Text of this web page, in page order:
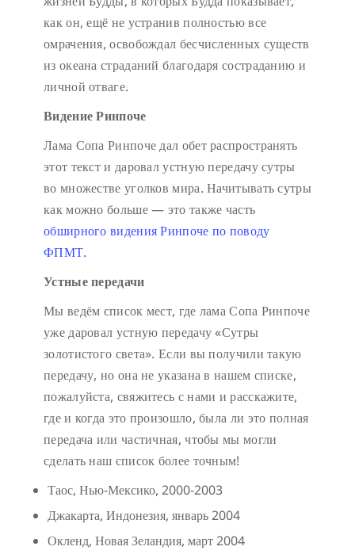
как он, ещё не устранив полностью все
омрачения, освобождал бесчисленных существ
из океана страданий благодаря состраданию и
личной отваге.
Видение Ринпоче
Лама Сопа Ринпоче дал обет распространять
этот текст и даровал устную передачу сутры
во множестве уголков мира. Начитывать сутры
как можно больше — это также часть
обширного видения Ринпоче по поводу
ФПМТ.
Устные передачи
Мы ведём список мест, где лама Сопа Ринпоче
уже даровал устную передачу «Сутры
золотистого света». Если вы получили такую
передачу, но она не указана в нашем списке,
пожалуйста, свяжитесь с нами и расскажите,
где и когда это произошло, была ли это полная
передача или частичная, чтобы мы могли
сделать наш список более точным!
Таос, Нью-Мексико, 2000-2003
Джакарта, Индонезия, январь 2004
Окленд, Новая Зеландия, март 2004